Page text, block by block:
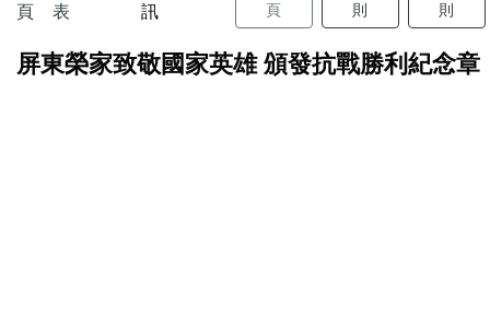
頁
表
訊
頁
則
則
屏東榮家致敬國家英雄 頒發抗戰勝利紀念章